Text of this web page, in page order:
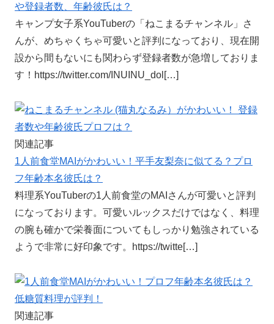
や登録者数、年齢彼氏は？
キャンプ女子系YouTuberの「ねこまるチャンネル」さ
んが、めちゃくちゃ可愛いと評判になっており、現在開
設から間もないにも関わらず登録者数が急増しておりま
す！https://twitter.com/INUINU_dol[…]
関連記事
1人前食堂MAIがかわいい！平手友梨奈に似てる？プロ
フ年齢本名彼氏は？
料理系YouTuberの1人前食堂のMAIさんが可愛いと評判
になっております。可愛いルックスだけではなく、料理
の腕も確かで栄養面についてもしっかり勉強されている
ようで非常に好印象です。https://twitte[…]
関連記事